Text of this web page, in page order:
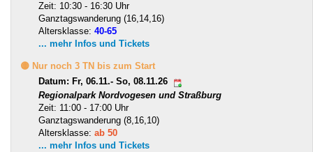
Zeit: 10:30 - 16:30 Uhr
Ganztagswanderung (16,14,16)
Altersklasse: 40-65
... mehr Infos und Tickets
🟡 Nur noch 3 TN bis zum Start
Datum: Fr, 06.11.- So, 08.11.26
Regionalpark Nordvogesen und Straßburg
Zeit: 11:00 - 17:00 Uhr
Ganztagswanderung (8,16,10)
Altersklasse: ab 50
... mehr Infos und Tickets